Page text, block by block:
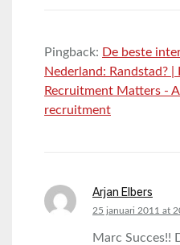
Pingback: De beste
Nederland: Randstad? |
Recruitment Matters -
recruitment
Arjan Elbers
says:
25 januari 2011 at
Marc Succes!!